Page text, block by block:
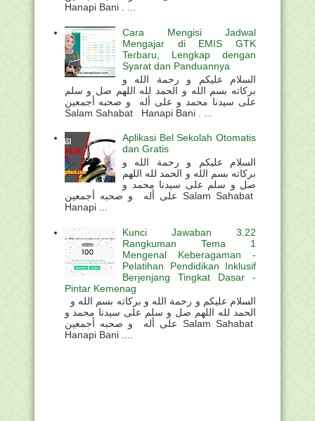
Hanapi Bani . ...
Cara Mengisi Jadwal
Mengajar di EMIS GTK
Terbaru, Lengkap dengan
Syarat dan Panduannya
السلام عليكم و رحمة الله و
بركاته بسم الله و الحمد لله اللهم صل و سلم
على سيدنا محمد و على أله و صحبه أجمعين
Salam Sahabat Hanapi Bani . ...
Aplikasi Bel Sekolah Otomatis
dan Gratis
السلام عليكم و رحمة الله و
بركاته بسم الله و الحمد لله اللهم
صل و سلم على سيدنا محمد و
على أله و صحبه أجمعين Salam Sahabat
Hanapi ...
Kunci Jawaban 3.22
Rangkuman Tema 1
Mengenal Keberagaman -
Pelatihan Pendidikan Inklusif
Berjenjang Tingkat Dasar -
Pintar Kemenag
الحمد لله اللهم صل و سلم على سيدنا محمد و
على أله و صحبه أجمعين Salam Sahabat
Hanapi Bani ....